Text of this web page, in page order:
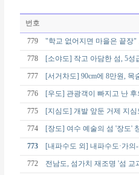
번호
779 "학교 없어지면 마을은 끝장
778 [소야도] 작고 아담한 섬, 5성
777 [서거차도] 90cm에 8만원,
776 [우도] 관광객이 빠지고 난 후
775 [지심도] 개발 앞둔 거제 지
774 [장도] 여수 예술의 섬 '장도'
773 [내파수도 외] 내파수도·가의
772 전남도, 섬가치 재조명 '섬 교